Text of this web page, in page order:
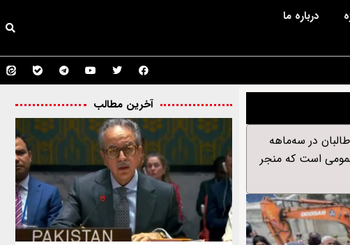
درباره ما
در سه‌ماهه
عمومی است که منجر
آخرین مطالب